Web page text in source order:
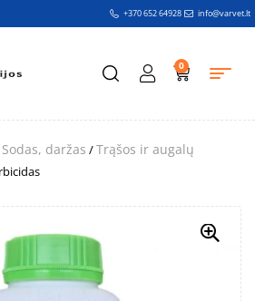
+370 652 64928 info@varvet.lt
0
Sodas, daržas /Trąšos ir augalų